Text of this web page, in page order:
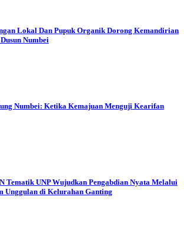
Lokal Dan Pupuk Organik Dorong Kemandirian
Numbei
Numbei: Ketika Kemajuan Menguji Kearifan
Tematik UNP Wujudkan Pengabdian Nyata Melalui
Unggulan di Kelurahan Ganting